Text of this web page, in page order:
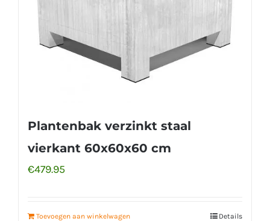
Plantenbak verzinkt staal
vierkant 60x60x60 cm
€479.95
Toevoegen aan winkelwagen Details